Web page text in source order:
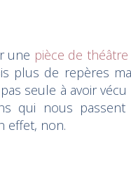
une pièce de
plus de repères
seule à avoir
qui nous
effet, non.